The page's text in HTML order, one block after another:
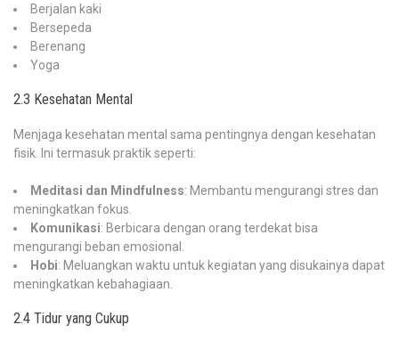
Berjalan kaki
Bersepeda
Berenang
Yoga
2.3 Kesehatan Mental
Menjaga kesehatan mental sama pentingnya dengan kesehatan
fisik. Ini termasuk praktik seperti:
Meditasi dan Mindfulness: Membantu mengurangi stres dan
meningkatkan fokus.
Komunikasi: Berbicara dengan orang terdekat bisa
mengurangi beban emosional.
Hobi: Meluangkan waktu untuk kegiatan yang disukainya dapat
meningkatkan kebahagiaan.
2.4 Tidur yang Cukup